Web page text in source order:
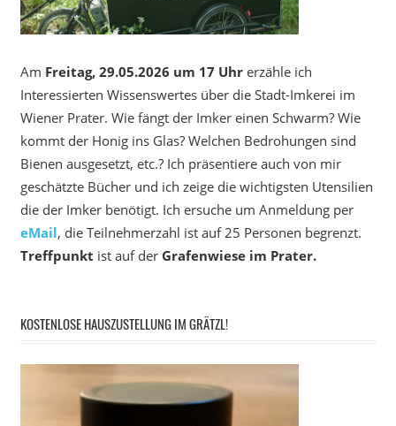
Am Freitag, 29.05.2026 um 17 Uhrerzähle ich
Interessierten Wissenswertes über die Stadt-Imkerei im
Wiener Prater. Wie fängt der Imker einen Schwarm? Wie
kommt der Honig ins Glas? Welchen Bedrohungen sind
Bienen ausgesetzt, etc.? Ich präsentiere auch von mir
geschätzte Bücher und ich zeige die wichtigsten Utensilien
die der Imker benötigt. Ich ersuche um Anmeldung per
eMail, die Teilnehmerzahl ist auf 25 Personen begrenzt.
Treffpunkt ist auf der Grafenwiese im Prater.
KOSTENLOSE HAUSZUSTELLUNG IM GRÄTZL!